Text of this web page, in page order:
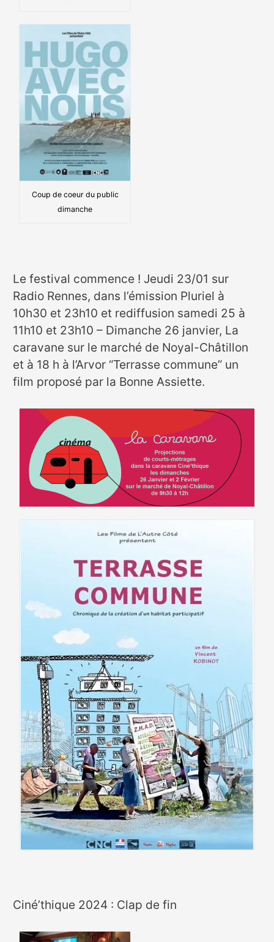
Coup de coeur du public
dimanche
Le festival commence ! Jeudi 23/01 sur
Radio Rennes, dans l’émission Pluriel à
10h30 et 23h10 et rediffusion samedi 25 à
11h10 et 23h10 – Dimanche 26 janvier, La
caravane sur le marché de Noyal-Châtillon
et à 18 h à l’Arvor “Terrasse commune” un
film proposé par la Bonne Assiette.
Ciné’thique 2024 : Clap de fin